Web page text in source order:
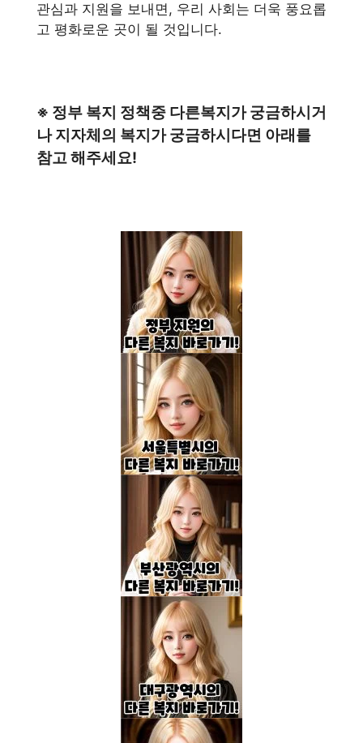
관심과 지원을 보내면, 우리 사회는 더욱 풍요롭
고 평화로운 곳이 될 것입니다.
※ 정부 복지 정책중 다른복지가 궁금하시거
나 지자체의 복지가 궁금하시다면 아래를
참고 해주세요!